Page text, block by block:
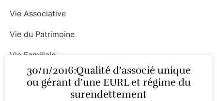
Vie Associative
Vie du Patrimoine
Vie Familiale
Vie Professionnelle
30/11/2016:Qualité d’associé unique
ou gérant d’une EURL et régime du
surendettement